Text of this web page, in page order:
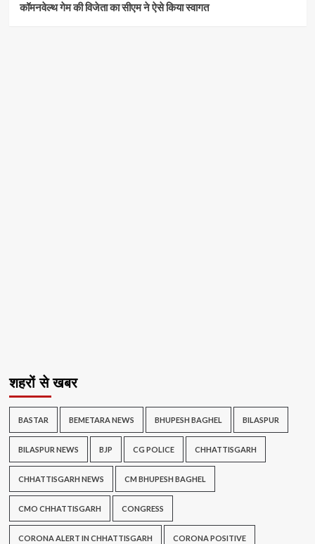
कॉमनवेल्थ गेम की विजेता का सीएम ने ऐसे किया स्वागत
शहरों से खबर
BASTAR BEMETARA NEWS BHUPESH BAGHEL BILASPUR
BILASPUR NEWS BJP CG POLICE CHHATTISGARH
CHHATTISGARH NEWS CM BHUPESH BAGHEL
CMO CHHATTISGARH CONGRESS
CORONA ALERT IN CHHATTISGARH CORONA POSITIVE